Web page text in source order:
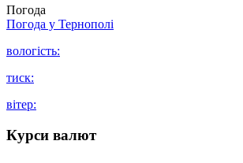
Погода
Погода у Тернополі
вологість:
тиск:
вітер:
Курси валют